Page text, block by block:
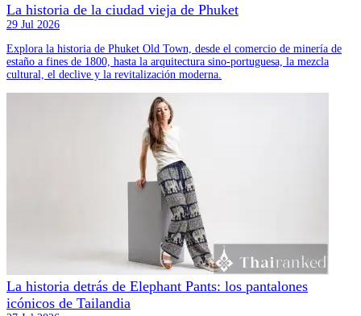
La historia de la ciudad vieja de Phuket
29 Jul 2026
Explora la historia de Phuket Old Town, desde el comercio de minería de
estaño a fines de 1800, hasta la arquitectura sino-portuguesa, la mezcla
cultural, el declive y la revitalización moderna.
La historia detrás de Elephant Pants: los pantalones
icónicos de Tailandia